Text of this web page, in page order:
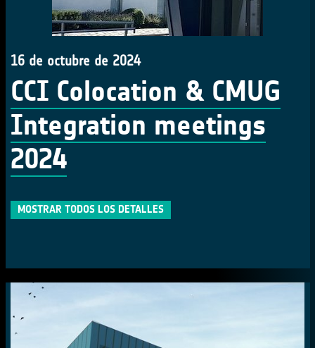
16 de octubre de 2024
CCI Colocation & CMUG
Integration meetings
2024
MOSTRAR TODOS LOS DETALLES